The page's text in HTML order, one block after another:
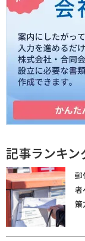
記事ランキン
郵
者
策